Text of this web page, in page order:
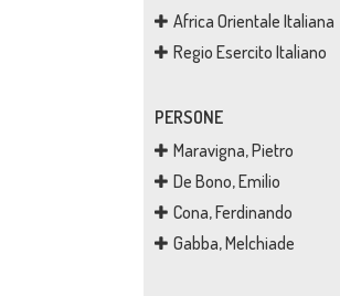
Africa Orientale Italiana
Regio Esercito Italiano
PERSONE
Maravigna, Pietro
De Bono, Emilio
Cona, Ferdinando
Gabba, Melchiade